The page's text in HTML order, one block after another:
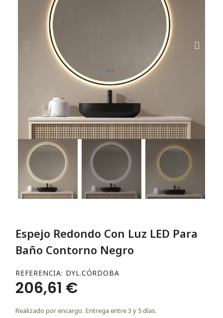
Espejo Redondo Con Luz LED Para
Baño Contorno Negro
REFERENCIA DYL.CÓRDOBA
206,61 €
Realizado por encargo. Entrega entre 3 y 5 días.